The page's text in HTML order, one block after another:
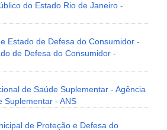
do Estado Rio de Janeiro -
Estado de Defesa do Consumidor -
de Defesa do Consumidor -
de Saúde Suplementar - Agência
Suplementar - ANS
de Proteção e Defesa do